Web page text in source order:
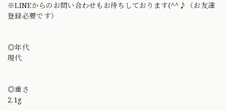
※LINEからのお問い合わせもお待ちしております(^^♪（お友達
登録必要です）
◎年代
現代
◎重さ
2.1g